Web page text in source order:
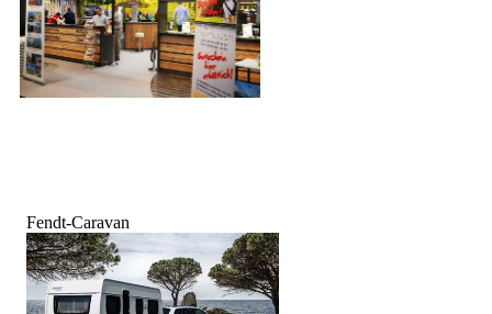
Fendt-Caravan